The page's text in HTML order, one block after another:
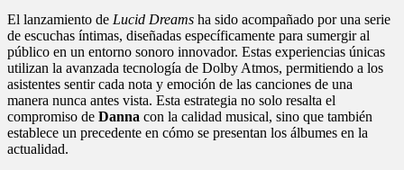
El lanzamiento de Lucid Dreams ha sido acompañado por una serie
de escuchas íntimas, diseñadas específicamente para sumergir al
público en un entorno sonoro innovador. Estas experiencias únicas
utilizan la avanzada tecnología de Dolby Atmos, permitiendo a los
asistentes sentir cada nota y emoción de las canciones de una
manera nunca antes vista. Esta estrategia no solo resalta el
compromiso de Danna con la calidad musical, sino que también
establece un precedente en cómo se presentan los álbumes en la
actualidad.